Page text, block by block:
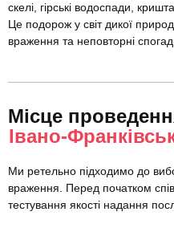
скелі, гірські водоспади,
Це подорож у світ дикої
враження та неповторні
Місце
Івано-
Ми ретельно підходимо до
враження. Перед початком
тестування якості надання